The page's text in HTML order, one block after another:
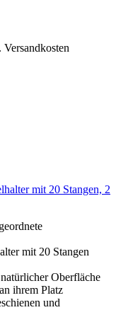
mit 20 Stangen, 2
mit 20 Stangen
Oberfläche
ihrem Platz
und